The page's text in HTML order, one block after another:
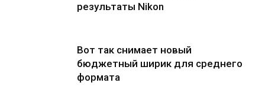
результаты Nikon
Вот так снимает новый
бюджетный ширик для среднего
формата